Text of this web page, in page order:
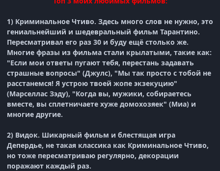
1) Криминальное Чтиво. Здесь много слов не нужно, это
гениальнейший и шедевральный фильм Тарантино.
Пересматривал его раз 30 и буду ещё столько же.
Многие фразы из фильма стали крылатыми, такие как:
"Если мои ответы пугают тебя, перестань задавать
страшные вопросы" (Джулс), "Мы так просто с тобой не
расстанемся! Я устрою твоей жопе экзекуцию"
(Марселлас Зэду), "Когда вы, мужики, собираетесь
вместе, вы сплетничаете хуже домохозяек" (Миа) и
многие другие.
2) Видок. Шикарный фильм и блестящая игра
Депердье, не такая классика как Криминальное Чтиво,
но тоже пересматриваю регулярно, декорации
поражают каждый раз.